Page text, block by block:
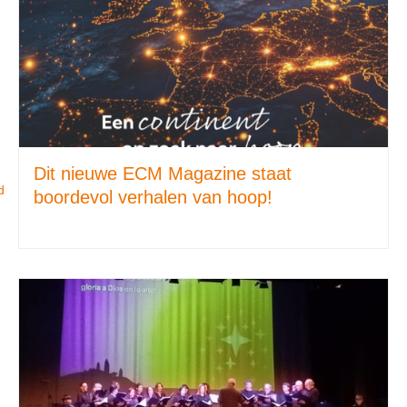
Dit nieuwe ECM Magazine staat
boordevol verhalen van hoop!